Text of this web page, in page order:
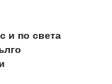
и по света